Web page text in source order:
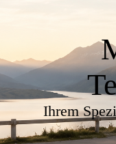
Ihrem